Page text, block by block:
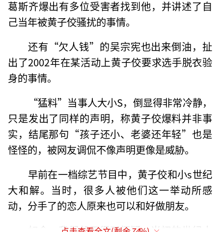
葛斯齐爆出有多位受害者找到他，并讲述了自
己当年被黄子佼骚扰的事情。
还有“欠人钱”的吴宗宪也出来倒油，扯
出了2002年在某活动上黄子佼要求选手脱衣验
身的事情。
“猛料”当事人大小S，倒显得非常冷静，
只是发出了同样的声明，称黄子佼爆料并非事
实，结尾那句“孩子还小、老婆还年轻”也是
怪怪的，被网友调侃不像声明更像是威胁。
早前在一档综艺节目中，黄子佼和小s世纪
大和解。当时，很多人被他们这一举动所感
动，分手了的恋人原来也可以和好做朋友。